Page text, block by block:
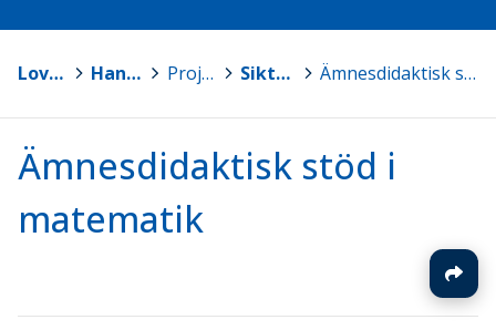
Loviisa - Lovisa > Hankkeet / Projekt > Projekt [SV] > Sikta mot stjärnorna > Ämnesdidaktisk stöd i matematik
Ämnesdidaktisk stöd i
matematik